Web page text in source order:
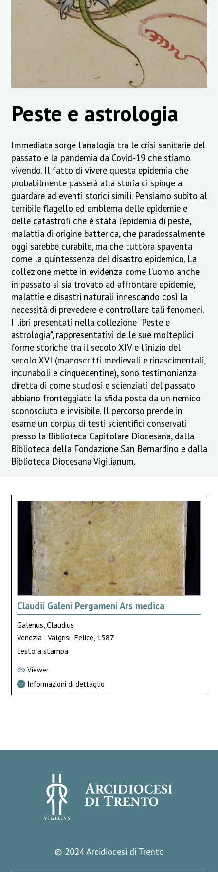
Peste e astrologia
Immediata sorge l’analogia tra le crisi sanitarie del
passato e la pandemia da Covid-19 che stiamo
vivendo. Il fatto di vivere questa epidemia che
probabilmente passerà alla storia ci spinge a
guardare ad eventi storici simili. Pensiamo subito al
terribile flagello ed emblema delle epidemie e
delle catastrofi che è stata l’epidemia di peste,
malattia di origine batterica, che paradossalmente
oggi sarebbe curabile, ma che tutt’ora spaventa
come la quintessenza del disastro epidemico. La
collezione mette in evidenza come l’uomo anche
in passato si sia trovato ad affrontare epidemie,
malattie e disastri naturali innescando così la
necessità di prevedere e controllare tali fenomeni.
I libri presentati nella collezione "Peste e
astrologia", rappresentativi delle sue molteplici
forme storiche tra il secolo XIV e l'inizio del
secolo XVI (manoscritti medievali e rinascimentali,
incunaboli e cinquecentine), sono testimonianza
diretta di come studiosi e scienziati del passato
abbiano fronteggiato la sfida posta da un nemico
sconosciuto e invisibile. Il percorso prende in
esame un corpus di testi scientifici conservati
presso la Biblioteca Capitolare Diocesana, dalla
Biblioteca della Fondazione San Bernardino e dalla
Biblioteca Diocesana Vigilianum.
Claudii Galeni Pergameni Ars medica
Galenus, Claudius
Venezia : Valgrisi, Felice, 1587
testo a stampa
Viewer
Informazioni di dettaglio
© 2024 Arcidiocesi di Trento